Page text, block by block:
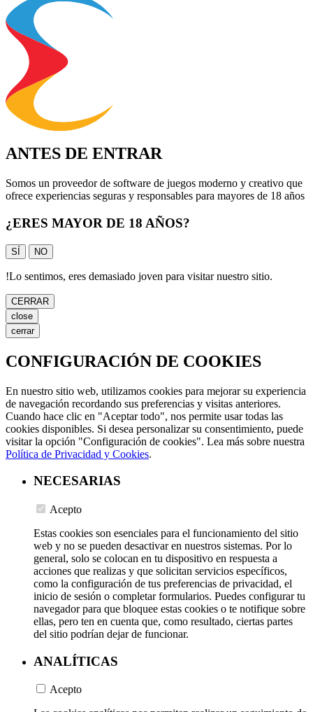
ANTES DE ENTRAR
Somos un proveedor de software de juegos moderno y creativo que
ofrece experiencias seguras y responsables para mayores de 18 años
¿ERES MAYOR DE 18 AÑOS?
SÍ NO
!Lo sentimos, eres demasiado joven para visitar nuestro sitio.
CERRAR
close
cerrar
CONFIGURACIÓN DE COOKIES
En nuestro sitio web, utilizamos cookies para mejorar su experiencia
de navegación recordando sus preferencias y visitas anteriores.
Cuando hace clic en "Aceptar todo", nos permite usar todas las
cookies disponibles. Si desea personalizar su consentimiento, puede
visitar la opción "Configuración de cookies". Lea más sobre nuestra
Política de Privacidad y Cookies.
NECESARIAS
Acepto
Estas cookies son esenciales para el funcionamiento del sitio
web y no se pueden desactivar en nuestros sistemas. Por lo
general, solo se colocan en tu dispositivo en respuesta a
acciones que realizas y que solicitan servicios específicos,
como la configuración de tus preferencias de privacidad, el
inicio de sesión o completar formularios. Puedes configurar tu
navegador para que bloquee estas cookies o te notifique sobre
ellas, pero ten en cuenta que, como resultado, ciertas partes
del sitio podrían dejar de funcionar.
ANALÍTICAS
Acepto